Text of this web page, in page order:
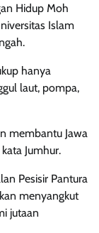
Hidup Moh
Islam
hanya
laut, pompa,
membantu Jawa
Jumhur.
Pesisir Pantura
menyangkut
jutaan